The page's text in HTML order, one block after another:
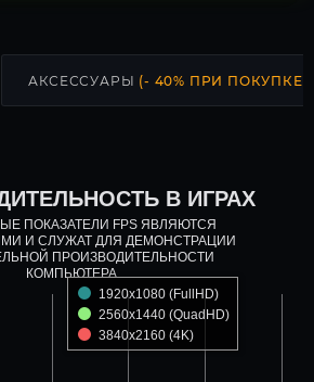
АКСЕССУАРЫ (- 40% ПРИ ПОКУПКЕ
В ИГРАХ
ПОКАЗАТЕЛИ FPS ЯВЛЯЮТСЯ
И СЛУЖАТ ДЛЯ ДЕМОНСТРАЦИИ
ПРОИЗВОДИТЕЛЬНОСТИ
КОМПЬЮТЕРА
1920x1080 (FullHD)
2560x1440 (QuadHD)
3840x2160 (4K)